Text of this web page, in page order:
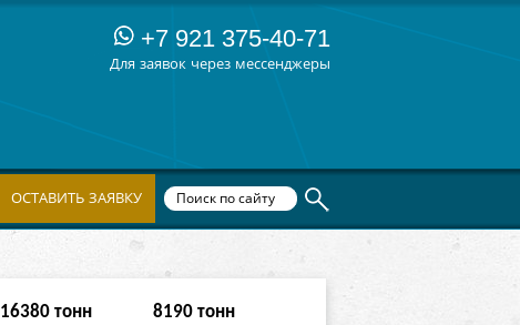
+7 921 375-40-71
Для заявок через мессенджеры
ОСТАВИТЬ ЗАЯВКУ
65532тонн
32766тонн